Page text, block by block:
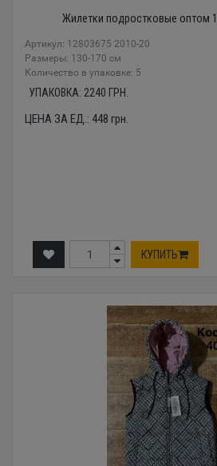
Жилетки подростковые оптом
Артикул: 12803675 2010-20
Размеры: 130-170 см
Количество в упаковке: 5
УПАКОВКА: 2240 ГРН.
ЦЕНА ЗА ЕД.: 448 грн.
КУПИТЬ